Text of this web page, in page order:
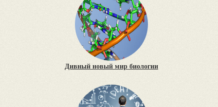
Дивный новый мир биологии